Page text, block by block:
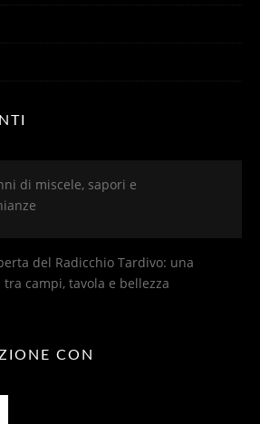
di miscele, sapori e
del Radicchio Tardivo: una
tra campi, tavola e bellezza
CON